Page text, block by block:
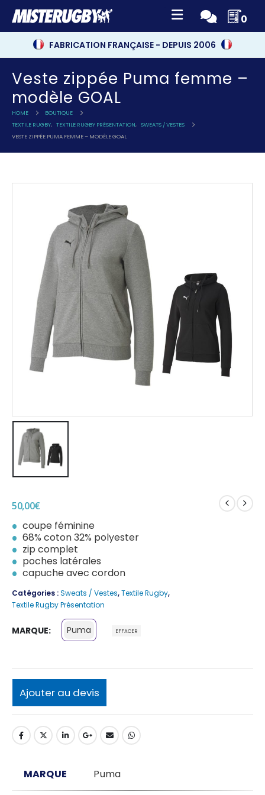
0
FABRICATION FRANÇAISE - DEPUIS 2006
Veste zippée Puma femme –
modèle GOAL
HOME
BOUTIQUE
TEXTILE RUGBY, TEXTILE RUGBY PRÉSENTATION, SWEATS / VESTES
VESTE ZIPPÉE PUMA FEMME – MODÈLE GOAL
50,00€
coupe féminine
68% coton 32% polyester
zip complet
poches latérales
capuche avec cordon
Catégories :Sweats / Vestes,Textile Rugby,
Textile Rugby Présentation
MARQUE Puma EFFACER
Ajouter au devis
MARQUE Puma